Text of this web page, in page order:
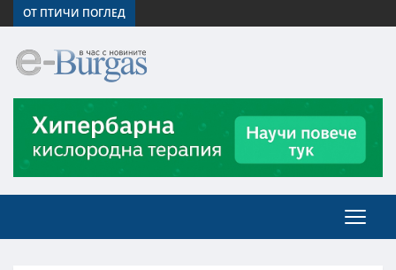
ОТ ПТИЧИ ПОГЛЕД